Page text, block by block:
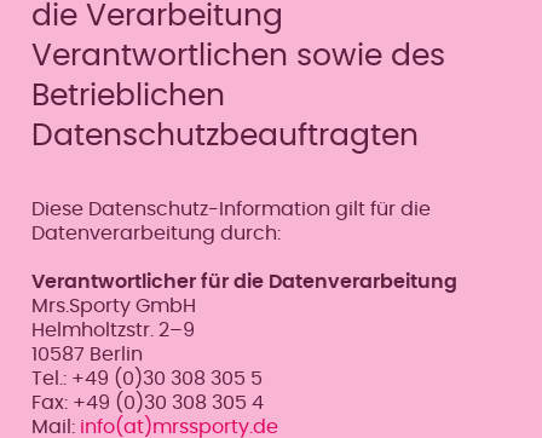
die Verarbeitung
Verantwortlichen sowie des
Betrieblichen
Datenschutzbeauftragten
Diese Datenschutz-Information gilt für die
Datenverarbeitung durch:
Verantwortlicher für die Datenverarbeitung
Mrs.Sporty GmbH
Helmholtzstr. 2–9
10587 Berlin
Tel.: +49 (0)30 308 305 5
Fax: +49 (0)30 308 305 4
Mail: info(at)mrssporty.de